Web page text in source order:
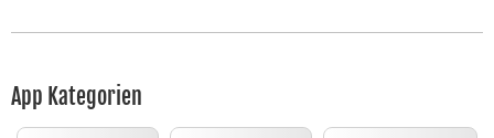
App Kategorien